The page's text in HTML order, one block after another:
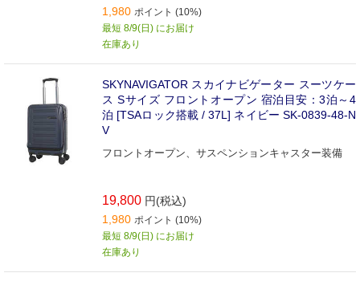
1,980 ポイント (10%)
最短 8/9(日) にお届け
在庫あり
SKYNAVIGATOR スカイナビゲーター スーツケー
ス Sサイズ フロントオープン 宿泊目安：3泊～4
泊 [TSAロック搭載 / 37L] ネイビー SK-0839-48-N
V
フロントオープン、サスペンションキャスター装備
19,800 円(税込)
1,980 ポイント (10%)
最短 8/9(日) にお届け
在庫あり